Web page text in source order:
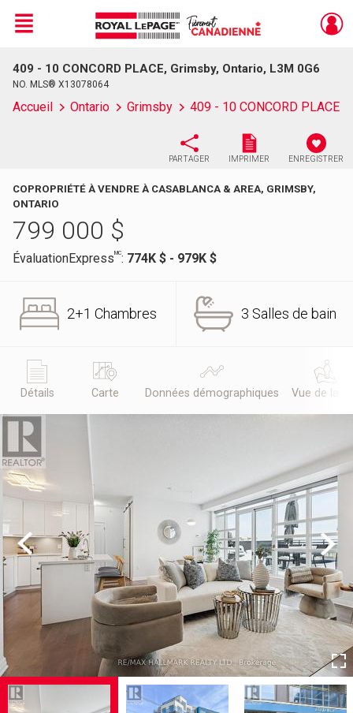
Live
En Direct
Menu
409 - 10 CONCORD PLACE, Grimsby, Ontario, L3M 0G6
NO. MLS® X13078064
Accueil Ontario Grimsby 409 - 10 CONCORD PLACE
PARTAGER IMPRIMER ENREGISTRER
COPROPRIÉTÉ À VENDRE À CASABLANCA & AREA, GRIMSBY,
ONTARIO
799 000 $
ÉvaluationExpressMC: 774K $ - 979K $
2+1 Chambres 3 Salles de bain
Détails Carte Données démographiques Vue de la
Previous Next